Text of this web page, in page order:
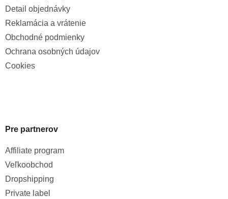
Detail objednávky
Reklamácia a vrátenie
Obchodné podmienky
Ochrana osobných údajov
Cookies
Pre partnerov
Affiliate program
Veľkoobchod
Dropshipping
Private label